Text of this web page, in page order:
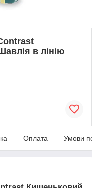
в лінію
Оплата Умови